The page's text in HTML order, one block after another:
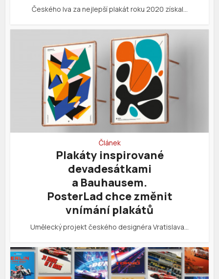
Českého lva za nejlepší plakát roku 2020 získal…
Článek
Plakáty inspirované
devadesátkami
a Bauhausem.
PosterLad chce změnit
vnímání plakátů
Umělecký projekt českého designéra Vratislava…